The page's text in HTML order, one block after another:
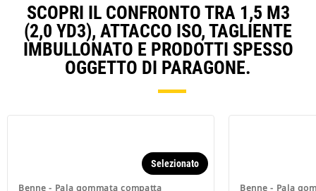
SCOPRI IL CONFRONTO TRA 1,5 M3
(2,0 YD3), ATTACCO ISO, TAGLIENTE
IMBULLONATO E PRODOTTI SPESSO
OGGETTO DI PARAGONE.
Benne - Pala gommata compatta
Selezionato
Benne - Pala